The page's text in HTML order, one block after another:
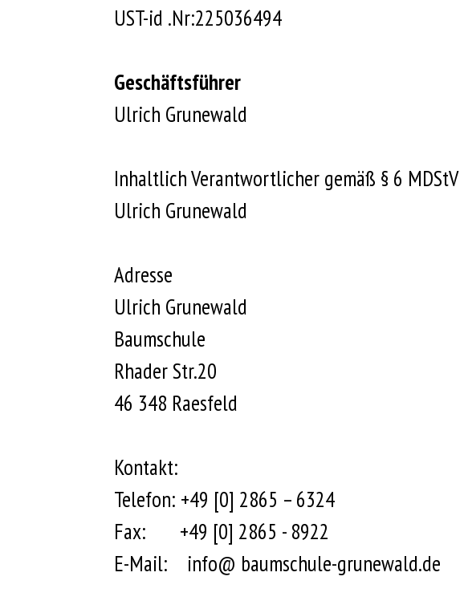
UST-id .Nr:225036494
Geschäftsführer
Ulrich Grunewald
Inhaltlich Verantwortlicher gemäß § 6 MDStV
Ulrich Grunewald
Adresse
Ulrich Grunewald
Baumschule
Rhader Str.20
46 348 Raesfeld
Kontakt:
Telefon: +49 [0] 2865 – 6324
Fax: +49 [0] 2865 - 8922
E-Mail: info@ baumschule-grunewald.de